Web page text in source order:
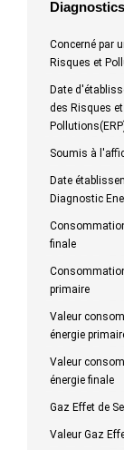
Diagnostics
Concerné par
Risques et
Date
des Risques et
Soumis à
Date
Diagnostic
finale
primaire
Valeur
énergie
Valeur
énergie finale
Gaz Effet de
Valeur Gaz